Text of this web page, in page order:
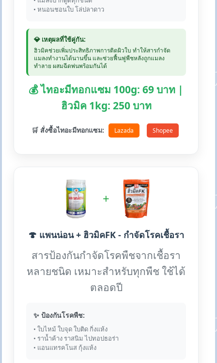
• หนอนชอนใบ โล่ปลาดาว
💎 เหตุผลที่ใช้คู่กัน:
ฮิวมิคช่วยเพิ่มประสิทธิภาพการติดผิวใบ ทำให้สารกำจัด
แมลงทำงานได้นานขึ้น และช่วยฟื้นฟูพืชหลังถูกแมลง
ทำลาย ผสมฉีดพ่นพร้อมกันได้
💰 ไทอะมีทอกแซม 100g: 69 บาท |
ฮิวมิค 1kg: 250 บาท
🛒 สั่งซื้อไทอะมีทอกแซม: Lazada Shopee
+
🍄 แพนน่อน + ฮิวมิคFK - กำจัดโรคเชื้อรา
สารป้องกันกำจัดโรคพืชจากเชื้อรา
หลายชนิด เหมาะสำหรับทุกพืช ใช้ได้
ตลอดปี
✨ ป้องกันโรคพืช:
• ใบไหม้ ใบจุด ใบติด กิ่งแห้ง
• ราน้ำค้าง ราสนิม ไปทอปธอร่า
• แอนแทรคโนส กุ้งแห้ง